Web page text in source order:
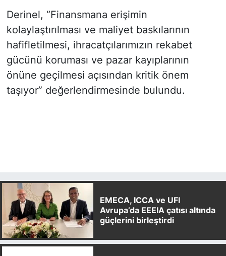
Derinel, “Finansmana erişimin
kolaylaştırılması ve maliyet baskılarının
hafifletilmesi, ihracatçılarımızın rekabet
gücünü koruması ve pazar kayıplarının
önüne geçilmesi açısından kritik önem
taşıyor” değerlendirmesinde bulundu.
EMECA, ICCA ve UFI
Avrupa’da EEEIA çatısı altında
güçlerini birleştirdi